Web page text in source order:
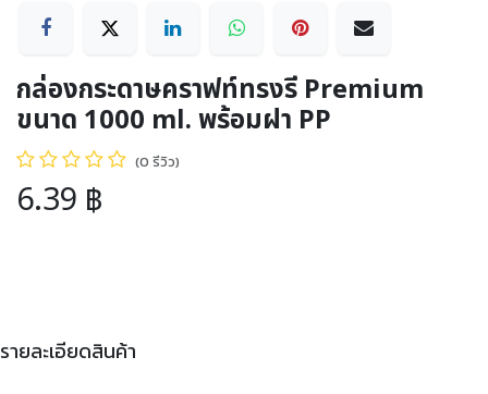
กล่องกระดาษคราฟท์ทรงรี Premium
ขนาด 1000 ml. พร้อมฝา PP
(0 รีวิว)
6.39 ฿
รายละเอียดสินค้า